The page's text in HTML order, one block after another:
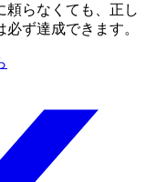
頼らなくても、正し
ず達成できます。